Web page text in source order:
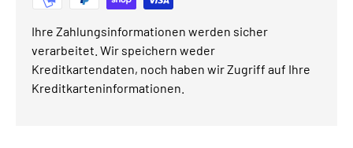
Ihre Zahlungsinformationen werden sicher
verarbeitet. Wir speichern weder
Kreditkartendaten, noch haben wir Zugriff auf Ihre
Kreditkarteninformationen.